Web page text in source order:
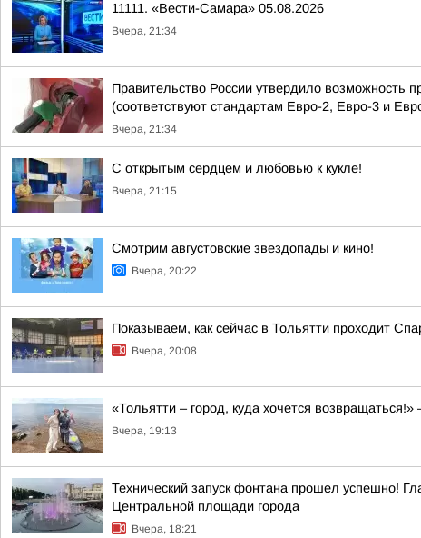
11111. «Вести-Самара» 05.08.2026
Вчера, 21:34
Правительство России утвердило возможность
(соответствуют стандартам Евро-2, Евро-3 и
Вчера, 21:34
С открытым сердцем и любовью к кукле!
Вчера, 21:15
Смотрим августовские звездопады и кино!
Вчера, 20:22
Показываем, как сейчас в Тольятти проходит
Вчера, 20:08
«Тольятти – город, куда хочется
Вчера, 19:13
Технический запуск фонтана прошел успешно!
Центральной площади города
Вчера, 18:21